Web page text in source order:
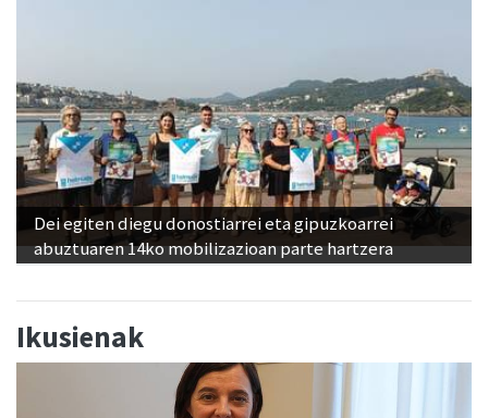
Dei egiten diegu donostiarrei eta gipuzkoarrei
abuztuaren 14ko mobilizazioan parte hartzera
Ikusienak